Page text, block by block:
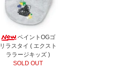
ペイントOGゴ
リラスタイ ( エクスト
ララージキッズ )
SOLD OUT